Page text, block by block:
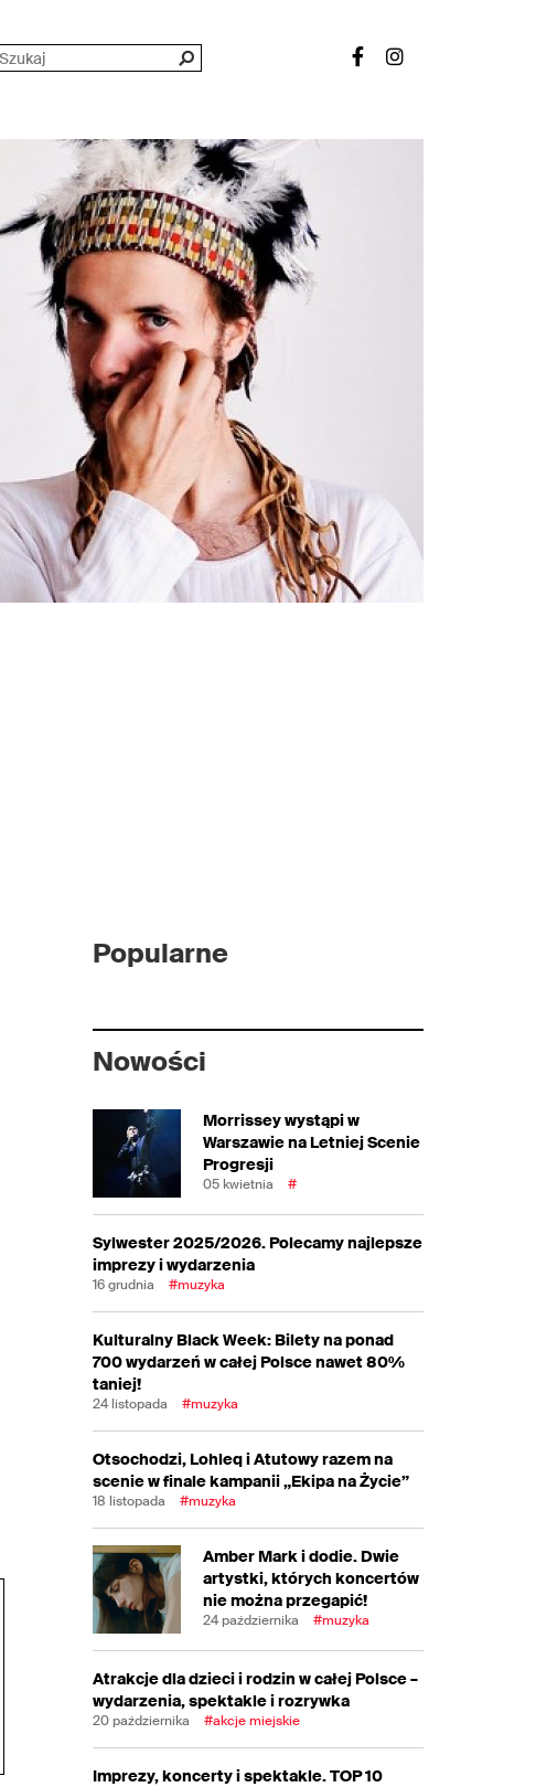
Popularne
Nowości
Morrissey wystąpi w
Warszawie na Letniej Scenie
Progresji
05 kwietnia #
Sylwester 2025/2026. Polecamy najlepsze
imprezy i wydarzenia
16 grudnia #muzyka
Kulturalny Black Week: Bilety na ponad
700 wydarzeń w całej Polsce nawet 80%
taniej!
24 listopada #muzyka
Otsochodzi, Lohleq i Atutowy razem na
scenie w finale kampanii „Ekipa na Życie”
18 listopada #muzyka
Amber Mark i dodie. Dwie
artystki, których koncertów
nie można przegapić!
24 października #muzyka
Atrakcje dla dzieci i rodzin w całej Polsce –
wydarzenia, spektakle i rozrywka
20 października #akcje miejskie
Imprezy, koncerty i spektakle. TOP 10